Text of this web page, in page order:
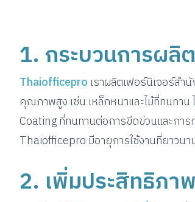
1. กระบวนการผลิ
Thaiofficepro เราผลิตเฟอร์นิเจอร์ส
คุณภาพสูง เช่น เหล็กหนาและไม้ที่ทนทา
Coating ที่ทนทานต่อการขีดข่วนและก
Thaiofficepro มีอายุการใช้งานที่ยาวน
2. เพิ่มประสิทธิภา